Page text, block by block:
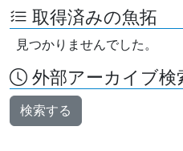
取得済みの魚拓
見つかりませんでした。
外部アーカイブ検
検索する